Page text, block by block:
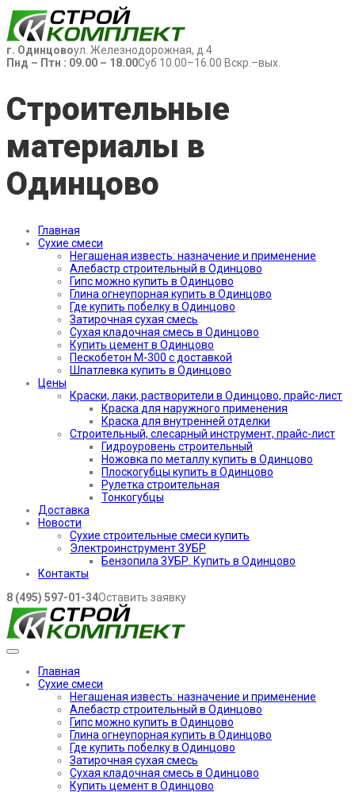
г. Одинцовоул. Железнодорожная, д.4
Пнд – Птн : 09.00 – 18.00Суб 10.00–16.00 Вскр.–вых.
Строительные
материалы в
Одинцово
Главная
Сухие смеси
Негашеная известь: назначение и применение
Алебастр строительный в Одинцово
Гипс можно купить в Одинцово
Глина огнеупорная купить в Одинцово
Где купить побелку в Одинцово
Затирочная сухая смесь
Сухая кладочная смесь в Одинцово
Купить цемент в Одинцово
Пескобетон М-300 с доставкой
Шпатлевка купить в Одинцово
Цены
Краски, лаки, растворители в Одинцово, прайс-лист
Краска для наружного применения
Краска для внутренней отделки
Строительный, слесарный инструмент, прайс-лист
Гидроуровень строительный
Ножовка по металлу купить в Одинцово
Плоскогубцы купить в Одинцово
Рулетка строительная
Тонкогубцы
Доставка
Новости
Сухие строительные смеси купить
Электроинструмент ЗУБР
Бензопила ЗУБР. Купить в Одинцово
Контакты
8 (495) 597-01-34Оставить заявку
Главная
Сухие смеси
Негашеная известь: назначение и применение
Алебастр строительный в Одинцово
Гипс можно купить в Одинцово
Глина огнеупорная купить в Одинцово
Где купить побелку в Одинцово
Затирочная сухая смесь
Сухая кладочная смесь в Одинцово
Купить цемент в Одинцово